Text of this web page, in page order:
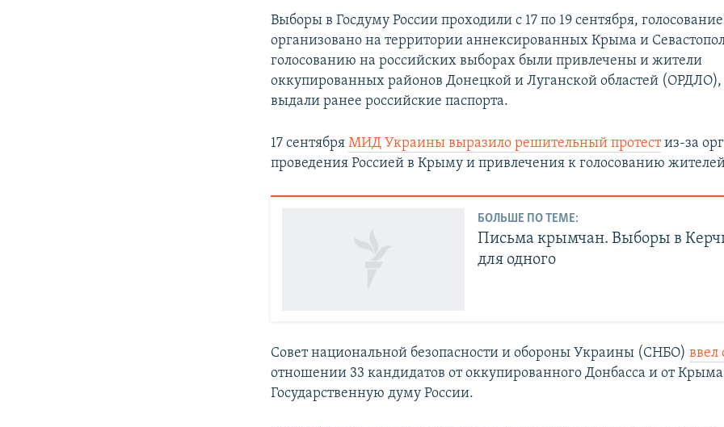
Выборы в Госдуму России проходили с 17 по 19 сентября,
организовано на территории аннексированных Крыма и
голосованию на российских выборах были привлечены и жители
оккупированных районов Донецкой и Луганской областей
выдали ранее российские паспорта.
17 сентябряМИД Украины выразило решительный протестиз-за
проведения Россией в Крыму и привлечения к голосованию
БОЛЬШЕ ПО ТЕМЕ:
Письма крымчан. Выборы в
для одного
Совет национальной безопасности и обороны Украины (СНБО)
отношении 33 кандидатов от оккупированного Донбасса и от Крыма
Государственную думу России.